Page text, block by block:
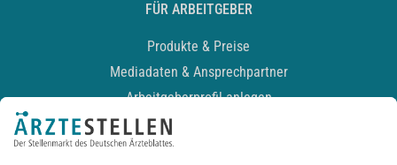
FÜR ARBEITGEBER
Produkte & Preise
Mediadaten & Ansprechpartner
Arbeitgeberprofil anlegen
Recruiting-Podcast